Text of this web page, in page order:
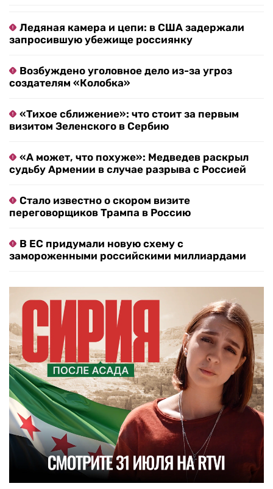
Ледяная камера и цепи: в США задержали
запросившую убежище россиянку
Возбуждено уголовное дело из-за угроз
создателям «Колобка»
«Тихое сближение»: что стоит за первым
визитом Зеленского в Сербию
«А может, что похуже»: Медведев раскрыл
судьбу Армении в случае разрыва с Россией
Стало известно о скором визите
переговорщиков Трампа в Россию
В ЕС придумали новую схему с
замороженными российскими миллиардами